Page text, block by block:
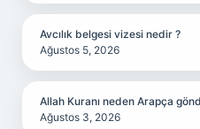
Avcılık belgesi vizesi nedir ?
Ağustos 5, 2026
Allah Kuranı neden Arapça
Ağustos 3, 2026